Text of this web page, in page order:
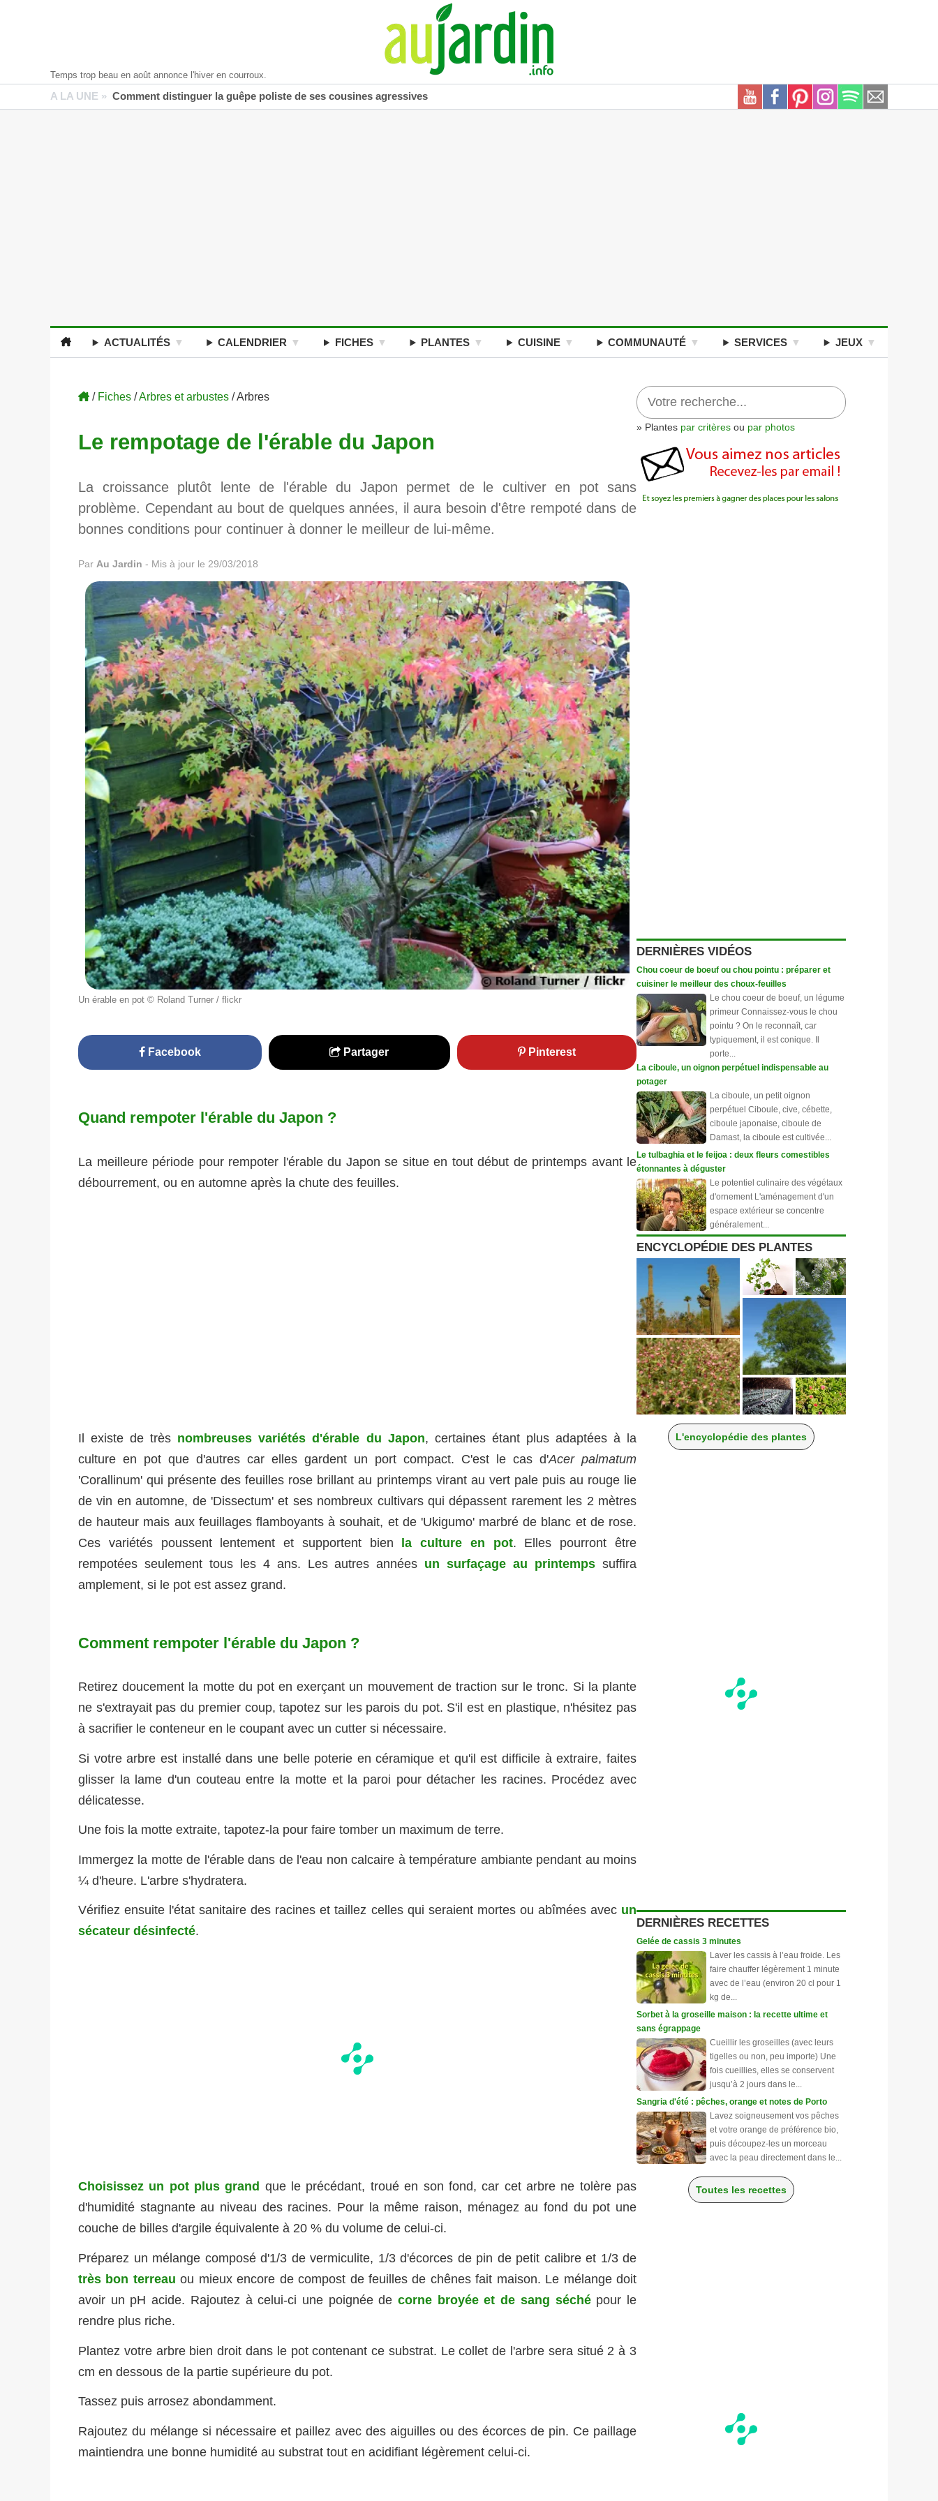
Temps trop beau en août annonce l'hiver en courroux.
A LA UNE » Comment distinguer la guêpe poliste de ses cousines agressives
ACTUALITÉS CALENDRIER FICHES PLANTES CUISINE COMMUNAUTÉ SERVICES JEUX
/ Fiches /Arbres et arbustes / Arbres
Le rempotage de l'érable du Japon
La croissance plutôt lente de l'érable du Japon permet de le cultiver en pot sans
problème. Cependant au bout de quelques années, il aura besoin d'être rempoté dans de
bonnes conditions pour continuer à donner le meilleur de lui-même.
Par Au Jardin - Mis à jour le 29/03/2018
Un érable en pot © Roland Turner / flickr
Facebook Partager Pinterest
Quand rempoter l'érable du Japon ?
La meilleure période pour rempoter l'érable du Japon se situe en tout début de printemps avant le
débourrement, ou en automne après la chute des feuilles.
Il existe de très nombreuses variétés d'érable du Japon, certaines étant plus adaptées à la
culture en pot que d'autres car elles gardent un port compact. C'est le cas d'Acer palmatum
'Corallinum' qui présente des feuilles rose brillant au printemps virant au vert pale puis au rouge lie
de vin en automne, de 'Dissectum' et ses nombreux cultivars qui dépassent rarement les 2 mètres
de hauteur mais aux feuillages flamboyants à souhait, et de 'Ukigumo' marbré de blanc et de rose.
Ces variétés poussent lentement et supportent bien la culture en pot. Elles pourront être
rempotées seulement tous les 4 ans. Les autres années un surfaçage au printemps suffira
amplement, si le pot est assez grand.
Comment rempoter l'érable du Japon ?
Retirez doucement la motte du pot en exerçant un mouvement de traction sur le tronc. Si la plante
ne s'extrayait pas du premier coup, tapotez sur les parois du pot. S'il est en plastique, n'hésitez pas
à sacrifier le conteneur en le coupant avec un cutter si nécessaire.
Si votre arbre est installé dans une belle poterie en céramique et qu'il est difficile à extraire, faites
glisser la lame d'un couteau entre la motte et la paroi pour détacher les racines. Procédez avec
délicatesse.
Une fois la motte extraite, tapotez-la pour faire tomber un maximum de terre.
Immergez la motte de l'érable dans de l'eau non calcaire à température ambiante pendant au moins
¼ d'heure. L'arbre s'hydratera.
Vérifiez ensuite l'état sanitaire des racines et taillez celles qui seraient mortes ou abîmées avec un
sécateur désinfecté.
Choisissez un pot plus grand que le précédant, troué en son fond, car cet arbre ne tolère pas
d'humidité stagnante au niveau des racines. Pour la même raison, ménagez au fond du pot une
couche de billes d'argile équivalente à 20 % du volume de celui-ci.
Préparez un mélange composé d'1/3 de vermiculite, 1/3 d'écorces de pin de petit calibre et 1/3 de
très bon terreau ou mieux encore de compost de feuilles de chênes fait maison. Le mélange doit
avoir un pH acide. Rajoutez à celui-ci une poignée decorne broyée et de sang séchépour le
rendre plus riche.
Plantez votre arbre bien droit dans le pot contenant ce substrat. Le collet de l'arbre sera situé 2 à 3
cm en dessous de la partie supérieure du pot.
Tassez puis arrosez abondamment.
Rajoutez du mélange si nécessaire et paillez avec des aiguilles ou des écorces de pin. Ce paillage
maintiendra une bonne humidité au substrat tout en acidifiant légèrement celui-ci.
» Plantes par critères ou par photos
DERNIÈRES VIDÉOS
Chou coeur de boeuf ou chou pointu : préparer et
cuisiner le meilleur des choux-feuilles
Le chou coeur de boeuf, un légume
primeur Connaissez-vous le chou
pointu ? On le reconnaît, car
typiquement, il est conique. Il
porte...
La ciboule, un oignon perpétuel indispensable au
potager
La ciboule, un petit oignon
perpétuel Ciboule, cive, cébette,
ciboule japonaise, ciboule de
Damast, la ciboule est cultivée...
Le tulbaghia et le feijoa : deux fleurs comestibles
étonnantes à déguster
Le potentiel culinaire des végétaux
d'ornement L'aménagement d'un
espace extérieur se concentre
généralement...
ENCYCLOPÉDIE DES PLANTES
L'encyclopédie des plantes
DERNIÈRES RECETTES
Gelée de cassis 3 minutes
Laver les cassis à l’eau froide. Les
faire chauffer légèrement 1 minute
avec de l’eau (environ 20 cl pour 1
kg de...
Sorbet à la groseille maison : la recette ultime et
sans égrappage
Cueillir les groseilles (avec leurs
tigelles ou non, peu importe) Une
fois cueillies, elles se conservent
jusqu’à 2 jours dans le...
Sangria d'été : pêches, orange et notes de Porto
Lavez soigneusement vos pêches
et votre orange de préférence bio,
puis découpez-les un morceau
avec la peau directement dans le...
Toutes les recettes